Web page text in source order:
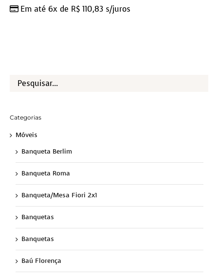
Em até 6x de R$ 110,83 s/juros
Categorias
Móveis
Banqueta Berlim
Banqueta Roma
Banqueta/Mesa Fiori 2x1
Banquetas
Banquetas
Baú Florença